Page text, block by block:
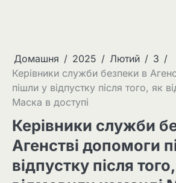
Домашня 2025 Лютий
3
Керівники служби безпеки в
пішли у відпустку після того, як
Маска в доступі
Керівники служби
Агенстві допомоги
відпустку після